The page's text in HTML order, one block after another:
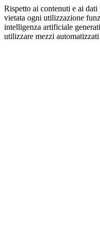
Rispetto ai contenuti e ai
vietata ogni utilizzazione
intelligenza artificiale
utilizzare mezzi